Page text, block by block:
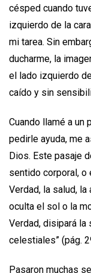
césped cuando
izquierdo de la
mi tarea. Sin
ducharme, la
el lado izquierdo
caído y sin
Cuando llamé a un
pedirle ayuda, me
Dios. Este pasaje
sentido corporal, o
Verdad, la salud,
oculta el sol o la
Verdad, disipará la
celestiales” (pág.
Pasaron muchas